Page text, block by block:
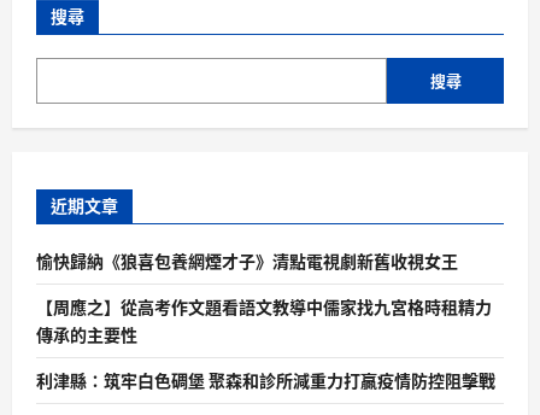
搜尋
搜尋
近期文章
愉快歸納《狼喜包養網煙才子》清點電視劇新舊收視女王
【周應之】從高考作文題看語文教導中儒家找九宮格時租精力
傳承的主要性
利津縣：筑牢白色碉堡 聚森和診所減重力打贏疫情防控阻擊戰